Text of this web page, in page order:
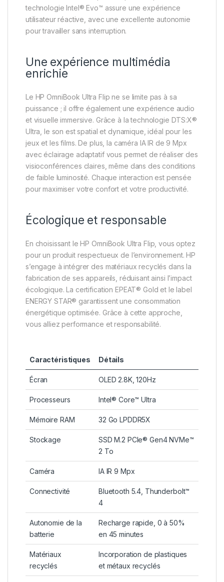
technologie Intel® Evo™ assure une expérience
utilisateur réactive, avec une excellente autonomie
pour travailler sans interruption.
Une expérience multimédia
enrichie
Le HP OmniBook Ultra Flip ne se limite pas à sa
puissance ; il offre également une expérience audio
et visuelle immersive. Grâce à la technologie DTS:X®
Ultra, le son est spatial et dynamique, idéal pour les
jeux et les films. De plus, la caméra IA IR de 9 Mpx
avec éclairage adaptatif vous permet de réaliser des
visioconférences claires, même dans des conditions
de faible luminosité. Chaque interaction est pensée
pour maximiser votre confort et votre productivité.
Écologique et responsable
En choisissant le HP OmniBook Ultra Flip, vous optez
pour un produit respectueux de l’environnement. HP
s’engage à intégrer des matériaux recyclés dans la
fabrication de ses appareils, réduisant ainsi l’impact
écologique. La certification EPEAT® Gold et le label
ENERGY STAR® garantissent une consommation
énergétique optimisée. Grâce à cette approche,
vous alliez performance et responsabilité.
Caractéristiques Détails
Écran OLED 2.8K, 120Hz
Processeurs Intel® Core™ Ultra
Mémoire RAM 32 Go LPDDR5X
Stockage
SSD M.2 PCIe® Gen4 NVMe™
2 To
Caméra IA IR 9 Mpx
Connectivité
Bluetooth 5.4, Thunderbolt™
4
Autonomie de la
batterie
Recharge rapide, 0 à 50%
en 45 minutes
Matériaux
recyclés
Incorporation de plastiques
et métaux recyclés